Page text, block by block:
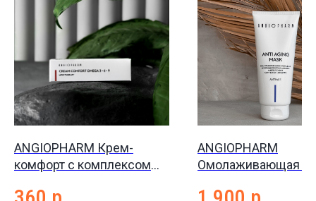
ANGIOPHARM Крем-
комфорт с комплексом
ANGIOPHARM
Омолаживающая